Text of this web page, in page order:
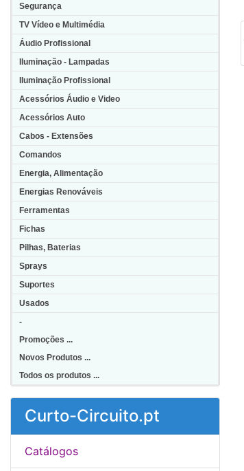
Segurança
TV Vídeo e Multimédia
Áudio Profissional
Iluminação - Lampadas
Iluminação Profissional
Acessórios Áudio e Video
Acessórios Auto
Cabos - Extensões
Comandos
Energia, Alimentação
Energias Renováveis
Ferramentas
Fichas
Pilhas, Baterias
Sprays
Suportes
Usados
-
Promoções ...
Novos Produtos ...
Todos os produtos ...
Curto-Circuito.pt
Catálogos